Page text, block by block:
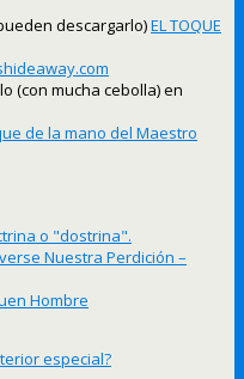
descargarlo)EL TOQUE
(con mucha cebolla) en
de la mano del Maestro
o "dostrina".
Nuestra Perdición –
Hombre
especial?